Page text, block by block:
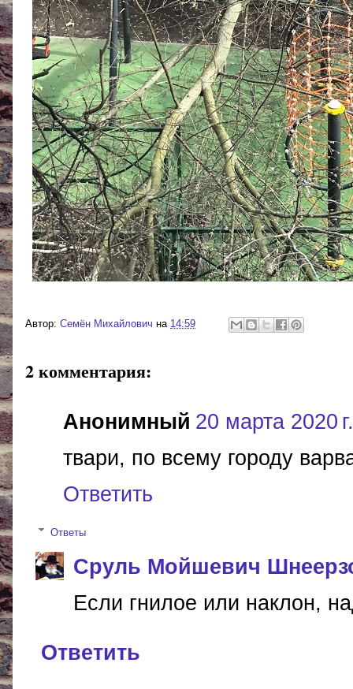
Автор: Cемён Михайлович на 14:59
2 комментария:
Анонимный 20 марта 2020
твари, по всему городу
Ответить
Ответы
Сруль Мойшевич
Если гнилое или наклон,
Ответить